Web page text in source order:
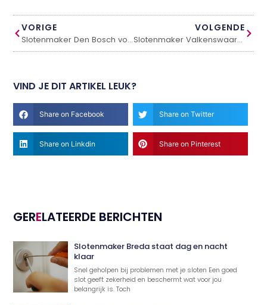
VORIGE
Slotenmaker Den Bosch voor optimale woningbeveiliging
VOLGENDE
Slotenmaker Valkenswaard voor veilige en snelle hulp
VIND JE DIT ARTIKEL LEUK?
Share on Facebook Share on Twitter
Share on Linkdin Share on Pinterest
GERELATEERDE BERICHTEN
Slotenmaker Breda staat dag en nacht
klaar
Snel geholpen bij problemen met je sloten Een goed
slot geeft zekerheid en beschermt wat voor jou
belangrijk is. Toch